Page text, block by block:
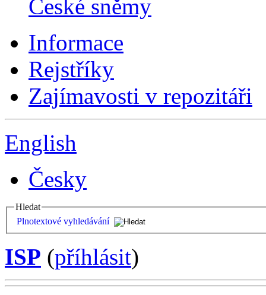
České sněmy
Informace
Rejstříky
Zajímavosti v repozitáři
English
Česky
Hledat
Plnotextové vyhledávání
ISP (příhlásit)